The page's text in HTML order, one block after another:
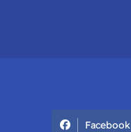
Facebook